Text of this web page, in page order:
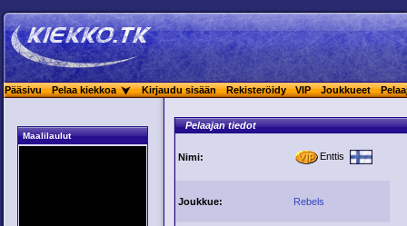
Pääsivu Pelaa kiekkoa Kirjaudu sisään Rekisteröidy VIP Joukkueet
Maalilaulut
Pelaajan tiedot
Nimi: Enttis
Joukkue: Rebels